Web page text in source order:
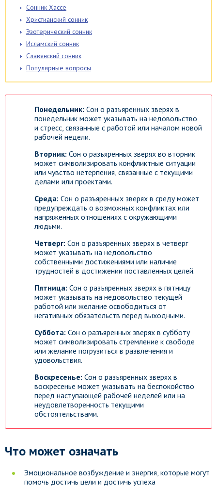
Сонник Хассе
Христианский сонник
Эзотерический сонник
Исламский сонник
Славянский сонник
Популярные вопросы
Понедельник: Сон о разъяренных зверях в
понедельник может указывать на недовольство
и стресс, связанные с работой или началом новой
рабочей недели.
Вторник: Сон о разъяренных зверях во вторник
может символизировать конфликтные ситуации
или чувство нетерпения, связанные с текущими
делами или проектами.
Среда: Сон о разъяренных зверях в среду может
предупреждать о возможных конфликтах или
напряженных отношениях с окружающими
людьми.
Четверг: Сон о разъяренных зверях в четверг
может указывать на недовольство
собственными достижениями или наличие
трудностей в достижении поставленных целей.
Пятница: Сон о разъяренных зверях в пятницу
может указывать на недовольство текущей
работой или желание освободиться от
негативных обязательств перед выходными.
Суббота: Сон о разъяренных зверях в субботу
может символизировать стремление к свободе
или желание погрузиться в развлечения и
удовольствия.
Воскресенье: Сон о разъяренных зверях в
воскресенье может указывать на беспокойство
перед наступающей рабочей неделей или на
неудовлетворенность текущими
обстоятельствами.
Что может означать
Эмоциональное возбуждение и энергия, которые могут
помочь достичь цели и достичь успеха